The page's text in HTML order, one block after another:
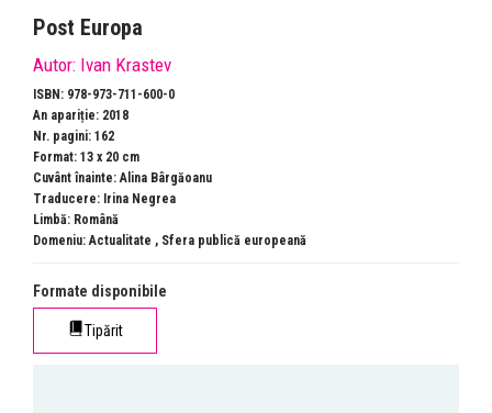
Post Europa
Autor: Ivan Krastev
ISBN: 978-973-711-600-0
An apariție: 2018
Nr. pagini: 162
Format: 13 x 20 cm
Cuvânt înainte: Alina Bârgăoanu
Traducere: Irina Negrea
Limbă: Română
Domeniu:Actualitate , Sfera publică europeană
Formate disponibile
Tipărit